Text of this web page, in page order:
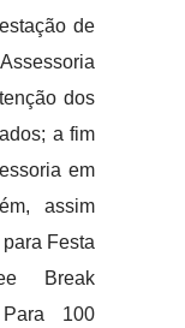
de
dos
a fim
em
assim
Festa
Break
100